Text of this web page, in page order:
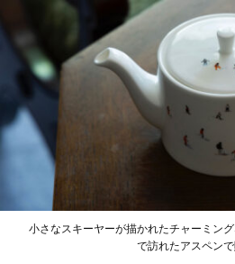
小さなスキーヤーが描かれたチャーミン
で訪れたアスペンで